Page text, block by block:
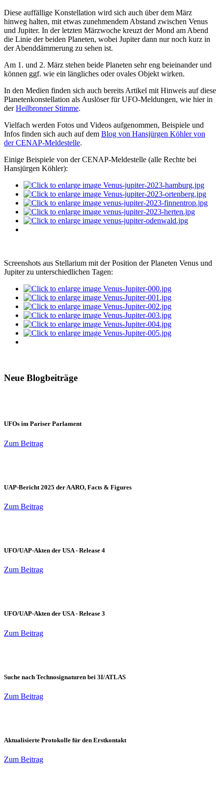
Diese auffällige Konstellation wird sich auch über dem März
hinweg halten, mit etwas zunehmendem Abstand zwischen Venus
und Jupiter. In der letzten Märzwoche kreuzt der Mond am Abend
die Linie der beiden Planeten, wobei Jupiter dann nur noch kurz in
der Abenddämmerung zu sehen ist.
Am 1. und 2. März stehen beide Planeten sehr eng beieinander und
können ggf. wie ein längliches oder ovales Objekt wirken.
In den Medien finden sich auch bereits Artikel mit Hinweis auf diese
Planetenkonstellation als Auslöser für UFO-Meldungen, wie hier in
derHeilbronner Stimme.
Vielfach werden Fotos und Videos aufgenommen, Beispiele und
Infos finden sich auch auf dem Blog von Hansjürgen Köhler von
der CENAP-Meldestelle.
Einige Beispiele von der CENAP-Meldestelle (alle Rechte bei
Hansjürgen Köhler):
Screenshots aus Stellarium mit der Position der Planeten Venus und
Jupiter zu unterschiedlichen Tagen:
Neue Blogbeiträge
UFOs im Pariser Parlament
Zum Beitrag
UAP-Bericht 2025 der AARO, Facts & Figures
Zum Beitrag
UFO/UAP-Akten der USA - Release 4
Zum Beitrag
UFO/UAP-Akten der USA - Release 3
Zum Beitrag
Suche nach Technosignaturen bei 3I/ATLAS
Zum Beitrag
Aktualisierte Protokolle für den Erstkontakt
Zum Beitrag